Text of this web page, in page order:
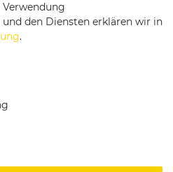
den Diensten erklären wir in
.